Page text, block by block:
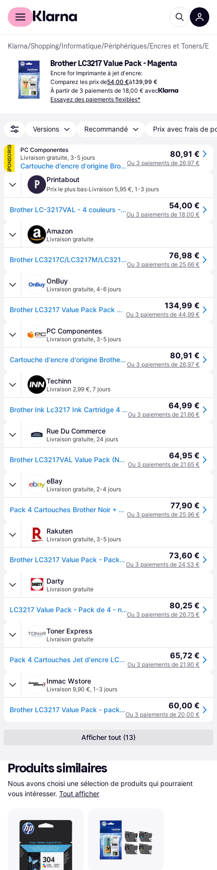
Acheter avec Klarna
Klarna/Shopping/ Informatique/Périphériques/Encres et Toners/
Brother LC3217 Value Pack - Magenta
Encre for Imprimante à jet d'encre:
Comparez les prix de54,00 €à139,99 €
À partir de 3 paiements de 18,00 € avec
Essayez des paiements flexibles*
Versions Recommandé Prix avec frais de
SPONSORISÉ
PC Componentes
Livraison gratuite, 3-5 jours
Cartouche d'encre d'origine Brother LC3217VAL MultiPack Noir/Cyan/Magenta/Jaune
80,91 €
Ou 3 paiements de 26,97 €
P Printabout
Prix le plus bas·Livraison 5,95 €, 1-3 jours
Brother LC-3217VAL - 4 couleurs - Cartouche d'encre - Multipack 54,00 €
Ou 3 paiements de 18,00 €
Amazon
Livraison gratuite
Brother LC3217C/LC3217M/LC3217Y/LC3217BK Lot de cartouches jet d'encre, rendement standard, fournitures d'origine Brother cyan/magenta/jaune/noir 1 taille unique Noir/cyan/magenta/jaune. 76,98 €
Ou 3 paiements de 25,66 €
OnBuy
Livraison gratuite, 4-6 jours
Brother LC3217 Value Pack Pack de 4 noir, jaune, cyan, magenta originale cartouche d'encre pour Brother MFC-J5330DW,… 134,99 €
Ou 3 paiements de 44,99 €
PC Componentes
Livraison gratuite, 3-5 jours
Cartouche d'encre d'origine Brother LC3217VAL MultiPack Noir/Cyan/Magenta/Jaune 80,91 €
Ou 3 paiements de 26,97 €
Techinn
Livraison 2,99 €, 7 jours
Brother Ink Lc3217 Ink Cartridge 4 Units Multicolore 64,99 €
Ou 3 paiements de 21,66 €
Rue Du Commerce
Livraison gratuite, 24 jours
Brother LC3217VAL Value Pack (Noir, Cyan, Magenta, Jaune) 64,95 €
Ou 3 paiements de 21,65 €
eBay
Livraison gratuite, 2-4 jours
Pack 4 Cartouches Brother Noir + Jaune Cyan Magenta Lc3217xl / Lc3217 Xl Noire 77,90 €
Ou 3 paiements de 25,96 €
Rakuten
Livraison gratuite, 3-5 jours
Brother LC3217 Value Pack - Pack de 4 - noir, jaune, cyan, magenta - original - cartouche d'encre 73,60 €
Ou 3 paiements de 24,53 €
Darty
Livraison gratuite
LC3217 Value Pack - Pack de 4 - noir, jaune, cyan, magenta - original - cartouche d'encre - pour Brother MFC-J5335DW, MFC-J5730DW, MFC-J5930DW, 80,25 €
Ou 3 paiements de 26,75 €
Toner Express
Livraison gratuite
Pack 4 Cartouches Jet d'encre LC3217 BROTHER pour Imprimante - Capacité 550 pages 65,72 €
Ou 3 paiements de 21,90 €
Inmac Wstore
Livraison 9,90 €, 1-3 jours
Brother LC3217 Value Pack - pack de 4 - noir, jaune, cyan, magenta - original - cartouche d'encre 60,00 €
Ou 3 paiements de 20,00 €
Afficher tout (13)
Produits similaires
Nous avons choisi une sélection de produits qui pourraient
vous intéresser. Tout afficher